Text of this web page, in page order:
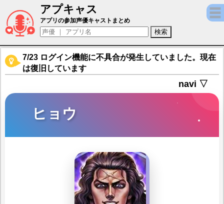
アプキャス
ヒョウ（声優：平川大輔)【北斗の拳
アプリの参加声優キャストまとめ
7/23 ログイン機能に不具合が発生していました。現在
は復旧しています
navi ▽
ヒョウ